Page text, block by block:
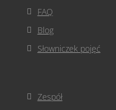
FAQ
Blog
Słowniczek pojęć
Zespół